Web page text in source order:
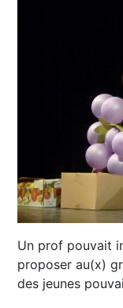
Un prof pouvait
proposer au(x)
des jeunes